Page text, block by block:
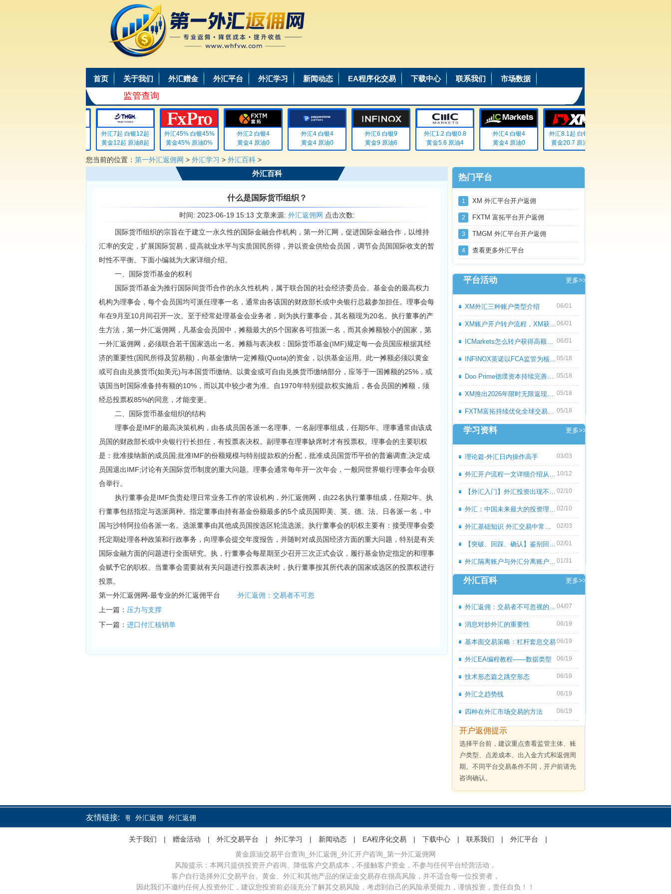
首页 关于我们 外汇赠金 外汇平台 外汇学习 新闻动态 EA程序化交易 下载中心 联系我们 市场数据
监管查询
外汇7起 白银12起
黄金12起 原油8起
外汇45% 白银45%
黄金45% 原油0%
外汇2 白银4
黄金4 原油0
外汇4 白银4
黄金4 原油0
外汇6 白银9
黄金9 原油6
外汇1.2 白银0.8
黄金5.6 原油4
外汇4 白银4
黄金4 原油0
外汇8.1起 白银72
黄金20.7 原油无
您当前的位置： 第一外汇返佣网 > 外汇学习 > 外汇百科 >
外汇百科
什么是国际货币组织？
时间: 2023-06-19 15:13 文章来源: 外汇返佣网 点击次数:
国际货币组织的宗旨在于建立一永久性的国际金融合作机构，第一外汇网，促进国际金融合作，以维持
汇率的安定，扩展国际贸易，提高就业水平与实质国民所得，并以资金供给会员国，调节会员国国际收支的暂
时性不平衡。下面小编就为大家详细介绍。
一、国际货币基金的权利
国际货币基金为推行国际间货币合作的永久性机构，属于联合国的社会经济委员会。基金会的最高权力
机构为理事会，每个会员国均可派任理事一名，通常由各该国的财政部长或中央银行总裁参加担任。理事会每
年在9月至10月间召开一次。至于经常处理基金会业务者，则为执行董事会，其名额现为20名。执行董事的产
生方法，第一外汇返佣网，凡基金会员国中，摊额最大的5个国家各可指派一名，而其余摊额较小的国家，第
一外汇返佣网，必须联合若干国家选出一名。摊额与表决权：国际货币基金(IMF)规定每一会员国应根据其经
济的重要性(国民所得及贸易额)，向基金缴纳一定摊额(Quota)的资金，以供基金运用。此一摊额必须以黄金
或可自由兑换货币(如美元)与本国货币缴纳。以黄金或可自由兑换货币缴纳部分，应等于一国摊额的25%，或
该国当时国际准备持有额的10%，而以其中较少者为准。自1970年特别提款权实施后，各会员国的摊额，须
经总投票权85%的同意，才能变更。
二、国际货币基金组织的结构
理事会是IMF的最高决策机构，由各成员国各派一名理事、一名副理事组成，任期5年。理事通常由该成
员国的财政部长或中央银行行长担任，有投票表决权。副理事在理事缺席时才有投票权。理事会的主要职权
是：批准接纳新的成员国;批准IMF的份额规模与特别提款权的分配，批准成员国货币平价的普遍调查;决定成
员国退出IMF;讨论有关国际货币制度的重大问题。理事会通常每年开一次年会，一般同世界银行理事会年会联
合举行。
执行董事会是IMF负责处理日常业务工作的常设机构，外汇返佣网，由22名执行董事组成，任期2年。执
行董事包括指定与选派两种。指定董事由持有基金份额最多的5个成员国即美、英、德、法、日各派一名，中
国与沙特阿拉伯各派一名。选派董事由其他成员国按选区轮流选派。执行董事会的职权主要有：接受理事会委
托定期处理各种政策和行政事务，向理事会提交年度报告，并随时对成员国经济方面的重大问题，特别是有关
国际金融方面的问题进行全面研究。执，行董事会每星期至少召开三次正式会议，履行基金协定指定的和理事
会赋予它的职权。当董事会需要就有关问题进行投票表决时，执行董事按其所代表的国家或选区的投票权进行
投票。
第一外汇返佣网-最专业的外汇返佣平台
外汇返佣：交易者不可忽
上一篇： 压力与支撑
下一篇： 进口付汇核销单
热门平台
1 XM 外汇平台开户返佣
2 FXTM 富拓平台开户返佣
3 TMGM 外汇平台开户返佣
4 查看更多外汇平台
平台活动 更多>>
XM外汇三种账户类型介绍 06/01
XM账户开户转户流程，XM获取高额返佣教程06/01
ICMarkets怎么转户获得高额返佣呢？ICMark 06/01
INFINOX英诺以FCA监管为核心优势，持续优化05/18
Doo Prime德璞资本持续完善多资产交易服务 05/18
XM推出2026年限时无限返现活动，交易越多 05/18
FXTM富拓持续优化全球交易服务，多元化产 05/18
学习资料 更多>>
理论篇-外汇日内操作高手 03/03
外汇开户流程一文详细介绍从零到一 10/12
【外汇入门】外汇投资出现不良心态的原 02/10
外汇：中国未来最大的投资理财市场 02/10
外汇基础知识 外汇交易中常见的外汇专用 02/03
【突破、回踩、确认】鉴别回撤和倒退 02/01
外汇隔离账户与外汇分离账户的区别 01/31
外汇百科 更多>>
外汇返佣：交易者不可忽视的隐藏收益 04/07
消息对炒外汇的重要性 06/19
基本面交易策略：杠杆套息交易 06/19
外汇EA编程教程――数据类型 06/19
技术形态篇之跳空形态 06/19
外汇之趋势线 06/19
四种在外汇市场交易的方法 06/19
开户返佣提示
选择平台前，建议重点查看监管主体、账
户类型、点差成本、出入金方式和返佣周
期。不同平台交易条件不同，开户前请先
咨询确认。
友情链接:
外汇返佣 外汇返佣 外汇返佣
关于我们 | 赠金活动 | 外汇交易平台 | 外汇学习 | 新闻动态 | EA程序化交易 | 下载中心 | 联系我们 | 外汇平台
|
黄金原油交易平台查询_外汇返佣_外汇开户咨询_第一外汇返佣网
风险提示：本网只提供投资开户咨询、降低客户交易成本，不接触客户资金，不参与任何平台经营活动，
客户自行选择外汇交易平台。黄金、外汇和其他产品的保证金交易存在很高风险，并不适合每一位投资者，
因此我们不邀约任何人投资外汇，建议您投资前必须充分了解其交易风险，考虑到自己的风险承受能力，谨慎投资，责任自负！！